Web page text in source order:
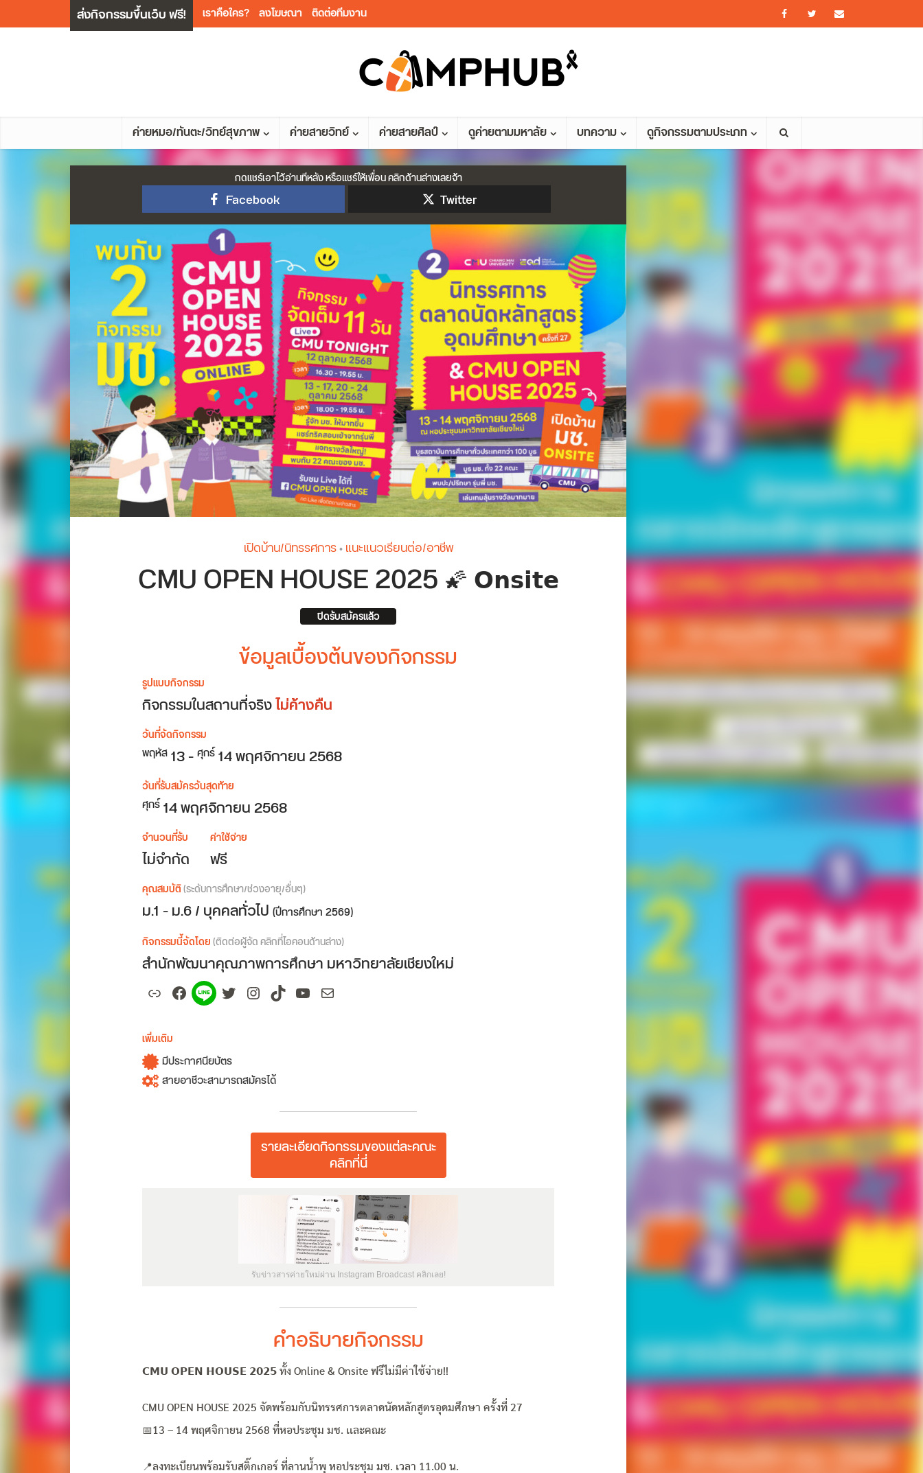
ส่งกิจกรรมขึ้นเว็บ ฟรี! เราคือใคร? ลงโฆษณา ติดต่อทีมงาน
ค่ายหมอ/ทันตะ/วิทย์สุขภาพ ค่ายสายวิทย์ ค่ายสายศิลป์ ดูค่ายตามมหาลัย บทความ ดูกิจกรรมตามประเภท
กดแชร์เอาไว้อ่านทีหลัง หรือแชร์ให้เพื่อน คลิกด้านล่างเลยจ้า
Facebook Twitter
เปิดบ้าน/นิทรรศการ• แนะแนวเรียนต่อ/อาชีพ
CMU OPEN HOUSE 2025 🌠 𝗢𝗻𝘀𝗶𝘁𝗲
ปิดรับสมัครแล้ว
ข้อมูลเบื้องต้นของกิจกรรม
รูปแบบกิจกรรม
กิจกรรมในสถานที่จริงไม่ค้างคืน
วันที่จัดกิจกรรม
พฤหัส13-ศุกร์14พฤศจิกายน 2568
วันที่รับสมัครวันสุดท้าย
ศุกร์14 พฤศจิกายน 2568
จำนวนที่รับ
ไม่จำกัด
ค่าใช้จ่าย
ฟรี
คุณสมบัติ(ระดับการศึกษา/ช่วงอายุ/อื่นๆ)
ม.1 - ม.6 / บุคคลทั่วไป (ปีการศึกษา 2569)
กิจกรรมนี้จัดโดย(ติดต่อผู้จัด คลิกที่ไอคอนด้านล่าง)
สำนักพัฒนาคุณภาพการศึกษา มหาวิทยาลัยเชียงใหม่
LinkFacebook
SpotifyTwitterInstagram
TikTokYouTube
Mail
เพิ่มเติม
มีประกาศนียบัตร
สายอาชีวะสามารถสมัครได้
รายละเอียดกิจกรรมของแต่ละคณะ
คลิกที่นี่
รับข่าวสารค่ายใหม่ผ่าน Instagram Broadcast คลิกเลย!
คำอธิบายกิจกรรม
𝗖𝗠𝗨 𝗢𝗣𝗘𝗡 𝗛𝗢𝗨𝗦𝗘 𝟮𝟬𝟮𝟱 ทั้ง Online & Onsite ฟรีไม่มีค่าใช้จ่าย!!
CMU OPEN HOUSE 2025 จัดพร้อมกับนิทรรศการตลาดนัดหลักสูตรอุดมศึกษา ครั้งที่ 27
📅13 – 14 พฤศจิกายน 2568 ที่หอประชุม มช. เเละคณะ
📍ลงทะเบียนพร้อมรับสติ๊กเกอร์ ที่ลานน้ำพุ หอประชุม มช. เวลา 11.00 น.